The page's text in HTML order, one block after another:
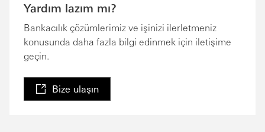
Yardım lazım mı?
Bankacılık çözümlerimiz ve işinizi ilerletmeniz
konusunda daha fazla bilgi edinmek için iletişime
geçin.
Bize ulaşın